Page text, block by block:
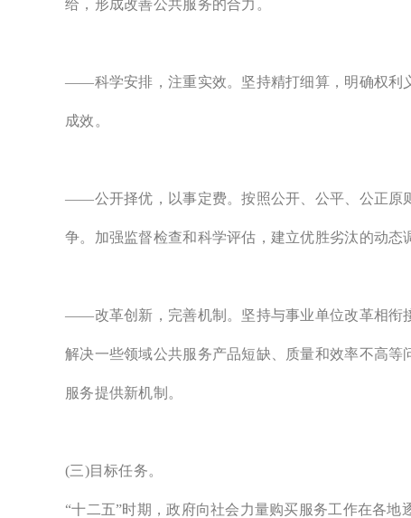
给，形成改善公共服务的合力。
——科学安排，注重实效。坚持精打细算，明确权利
成效。
——公开择优，以事定费。按照公开、公平、公正原
争。加强监督检查和科学评估，建立优胜劣汰的动态
——改革创新，完善机制。坚持与事业单位改革相衔
解决一些领域公共服务产品短缺、质量和效率不高
服务提供新机制。
(三)目标任务。
“十二五”时期，政府向社会力量购买服务工作在各